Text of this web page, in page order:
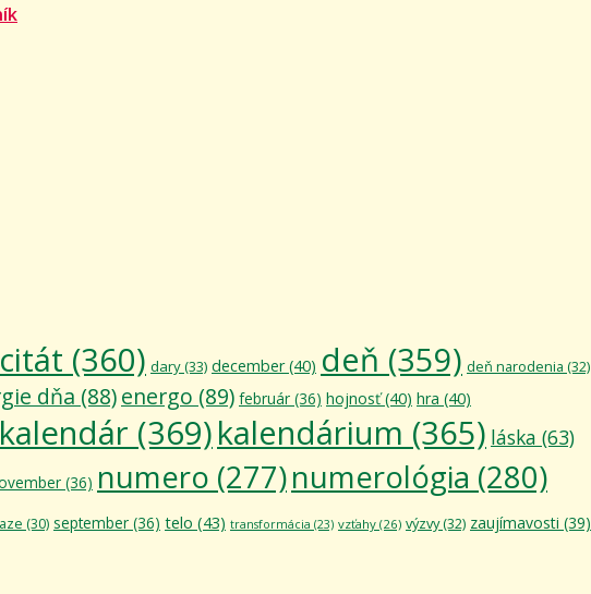
citát (360) dary(33) december(40) deň (359) deň narodenia (32)
dňa (88)energo (89) február (36) hojnosť(40) hra (40)
kalendár (369)kalendárium (365) láska (63)
(36) numero (277)numerológia (280)
(30) september (36) telo (43) transformácia (23) vzťahy (26) výzvy(32) zaujímavosti (39)